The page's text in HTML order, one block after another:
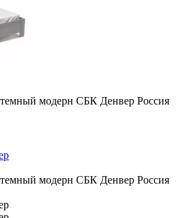
модерн СБК Денвер Россия
модерн СБК Денвер Россия